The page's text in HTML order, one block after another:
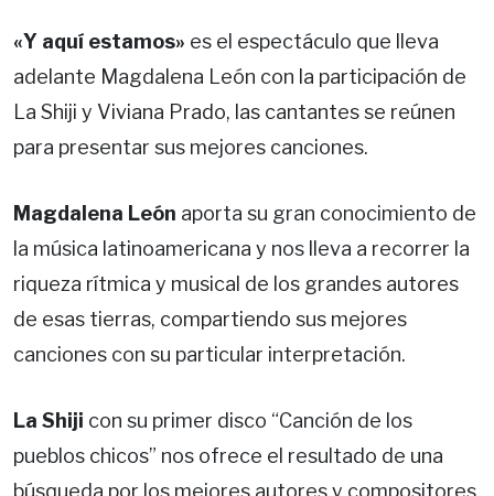
«Y aquí estamos» es el espectáculo que lleva
adelante Magdalena León con la participación de
La Shiji y Viviana Prado, las cantantes se reúnen
para presentar sus mejores canciones.
Magdalena León aporta su gran conocimiento de
la música latinoamericana y nos lleva a recorrer la
riqueza rítmica y musical de los grandes autores
de esas tierras, compartiendo sus mejores
canciones con su particular interpretación.
La Shiji con su primer disco “Canción de los
pueblos chicos” nos ofrece el resultado de una
búsqueda por los mejores autores y compositores